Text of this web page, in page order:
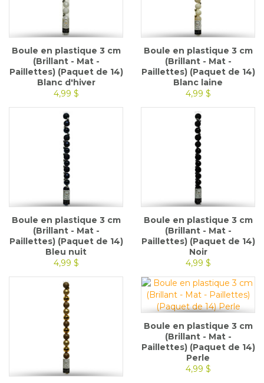
Boule en plastique 3 cm
(Brillant - Mat -
Paillettes) (Paquet de 14)
Blanc d'hiver
4,99 $
Boule en plastique 3 cm
(Brillant - Mat -
Paillettes) (Paquet de 14)
Blanc laine
4,99 $
Boule en plastique 3 cm
(Brillant - Mat -
Paillettes) (Paquet de 14)
Bleu nuit
4,99 $
Boule en plastique 3 cm
(Brillant - Mat -
Paillettes) (Paquet de 14)
Noir
4,99 $
Boule en plastique 3 cm
(Brillant - Mat -
Paillettes) (Paquet de 14)
Perle
4,99 $